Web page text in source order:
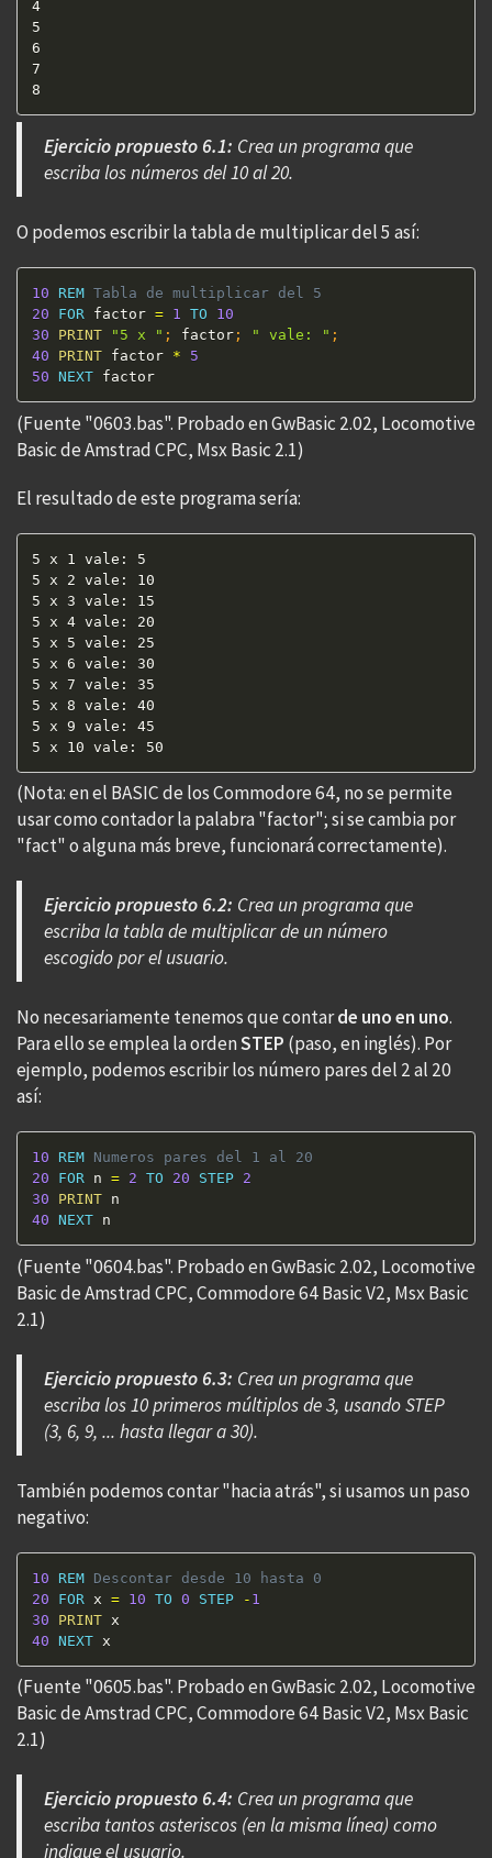
4
5
6
7
8
Ejercicio propuesto 6.1: Crea un programa que
escriba los números del 10 al 20.
O podemos escribir la tabla de multiplicar del 5 así:
10 REM Tabla de multiplicar del 5
20
FOR factor = 1 TO
10
30
PRINT "5 x " ; factor ; " vale: " ;
40
PRINT factor *
5
50 NEXT factor
(Fuente "0603.bas". Probado en GwBasic 2.02, Locomotive
Basic de Amstrad CPC, Msx Basic 2.1)
El resultado de este programa sería:
5 x 1 vale: 5
5 x 2 vale: 10
5 x 3 vale: 15
5 x 4 vale: 20
5 x 5 vale: 25
5 x 6 vale: 30
5 x 7 vale: 35
5 x 8 vale: 40
5 x 9 vale: 45
5 x 10 vale: 50
(Nota: en el BASIC de los Commodore 64, no se permite
usar como contador la palabra "factor"; si se cambia por
"fact" o alguna más breve, funcionará correctamente).
Ejercicio propuesto 6.2: Crea un programa que
escriba la tabla de multiplicar de un número
escogido por el usuario.
No necesariamente tenemos que contarde uno en uno.
Para ello se emplea la ordenSTEP (paso, en inglés). Por
ejemplo, podemos escribir los número pares del 2 al 20
así:
10 REM Numeros pares del 1 al 20
20
FOR n = 2 TO 20 STEP 2
30
PRINT
40 NEXT n
(Fuente "0604.bas". Probado en GwBasic 2.02, Locomotive
Basic de Amstrad CPC, Commodore 64 Basic V2, Msx Basic
2.1)
Ejercicio propuesto 6.3: Crea un programa que
escriba los 10 primeros múltiplos de 3, usando STEP
(3, 6, 9, ... hasta llegar a 30).
También podemos contar "hacia atrás", si usamos un paso
negativo:
10 REM Descontar desde 10 hasta 0
20
FOR x = 10 TO 0 STEP - 1
30
PRINT
40 NEXT x
(Fuente "0605.bas". Probado en GwBasic 2.02, Locomotive
Basic de Amstrad CPC, Commodore 64 Basic V2, Msx Basic
2.1)
Ejercicio propuesto 6.4: Crea un programa que
escriba tantos asteriscos (en la misma línea) como
indique el usuario.